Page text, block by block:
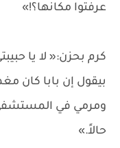
عرفتوا مكانها؟!»
كرم بحزن:« لا يا
بيقول إن بابا كان
ومرمي في المستشفى
حالاً.»